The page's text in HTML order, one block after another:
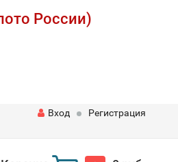
России)
Вход Регистрация